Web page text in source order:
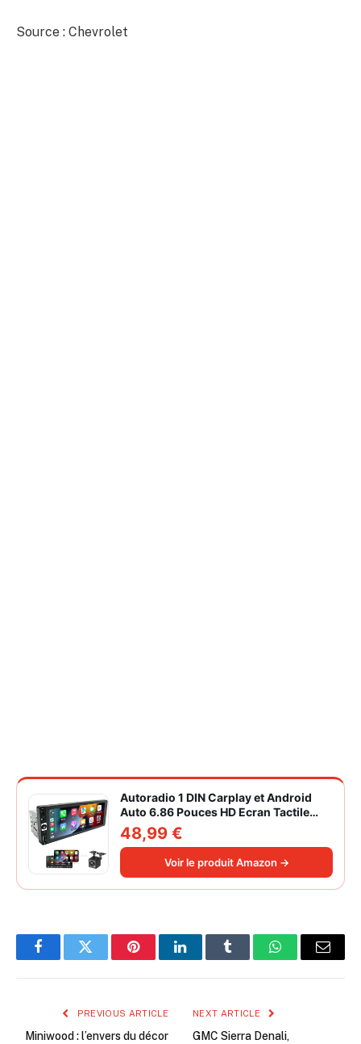
Source : Chevrolet
Autoradio 1 DIN Carplay et Android
Auto 6.86 Pouces HD Ecran Tactile
Poste Radio Voiture Soutien Lien
Miroir iOS/Android/Radio FM/USB/EQ
Autoradio Bluetooth Caméra de Recul
48,99 €
Voir le produit Amazon →
FacebookTwitter PinterestLinkedInTumblr WhatsAppEmail
PREVIOUS ARTICLE
Miniwood : l’envers du décor
NEXT ARTICLE
GMC Sierra Denali,